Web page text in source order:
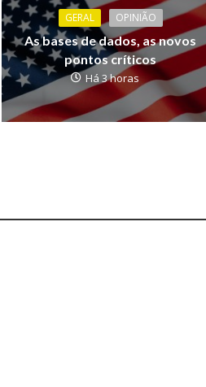
GERAL OPINIÃO
As bases de dados, as novos
pontos críticos
Há 3 horas